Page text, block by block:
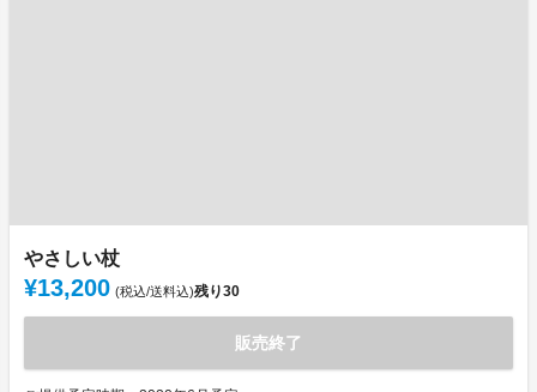
やさしい杖
¥13,200 (税込/送料込)残り30
販売終了